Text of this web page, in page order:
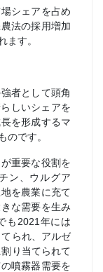
シェアを占め
法の採用増加
ます。
者として頭角
しいシェアを
を形成するマ
のです。
重要な役割を
ン、ウルグア
を農業に充て
な需要を生み
も2021年には
られ、アルゼ
り当てられて
噴霧器需要を